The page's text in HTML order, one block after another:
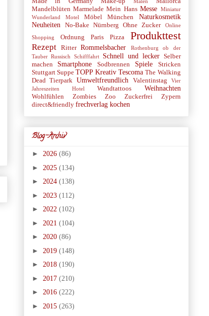
Mandelblüten Marmelade Mein Hans Messe Miniatur
Wunderland
Motel Möbel München
Naturkosmetik
Neuheiten
No-Bake Nürnberg Ohne Zucker
Online
Shopping
Ordnung Paris Pizza Produkttest
Rezept Ritter Rommelsbacher
Rothenburg ob der
Tauber Russisch Schifffahrt Schnell und lecker Selber
machen
Smartphone Sodbrennen Spiele
Stricken
Stuttgart Suppe TOPP Kreativ Tescoma The Walking
Dead Tierpark Umweltfreundlich Valentinstag
Vier
Jahreszeiten Hotel
Wandtattoos Weihnachten
Wohlfühlen Zombies Zoo Zuckerfrei
Zypern
direct&friendly frechverlag kochen
Blog-Archiv
► 2026 (86)
► 2025 (134)
► 2024 (138)
► 2023 (112)
► 2022 (102)
► 2021 (104)
► 2020 (86)
► 2019 (148)
► 2018 (190)
► 2017 (210)
► 2016 (222)
► 2015 (263)